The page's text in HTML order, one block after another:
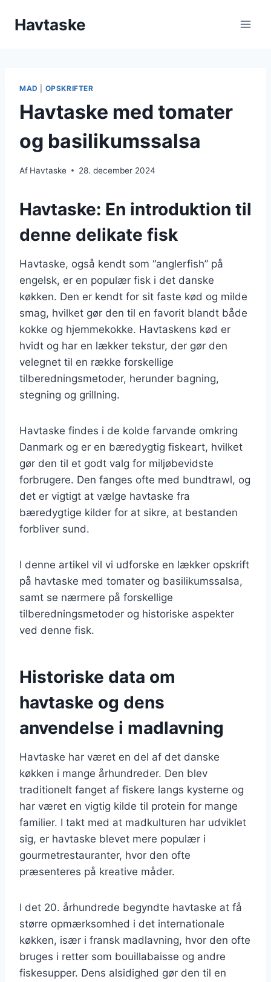
Havtaske
MAD OPSKRIFTER
Havtaske med tomater
og basilikumssalsa
Af Havtaske 28. december 2024
Havtaske: En introduktion til
denne delikate fisk
Havtaske, også kendt som “anglerfish” på
engelsk, er en populær fisk i det danske
køkken. Den er kendt for sit faste kød og milde
smag, hvilket gør den til en favorit blandt både
kokke og hjemmekokke. Havtaskens kød er
hvidt og har en lækker tekstur, der gør den
velegnet til en række forskellige
tilberedningsmetoder, herunder bagning,
stegning og grillning.
Havtaske findes i de kolde farvande omkring
Danmark og er en bæredygtig fiskeart, hvilket
gør den til et godt valg for miljøbevidste
forbrugere. Den fanges ofte med bundtrawl, og
det er vigtigt at vælge havtaske fra
bæredygtige kilder for at sikre, at bestanden
forbliver sund.
I denne artikel vil vi udforske en lækker opskrift
på havtaske med tomater og basilikumssalsa,
samt se nærmere på forskellige
tilberedningsmetoder og historiske aspekter
ved denne fisk.
Historiske data om
havtaske og dens
anvendelse i madlavning
Havtaske har været en del af det danske
køkken i mange århundreder. Den blev
traditionelt fanget af fiskere langs kysterne og
har været en vigtig kilde til protein for mange
familier. I takt med at madkulturen har udviklet
sig, er havtaske blevet mere populær i
gourmetrestauranter, hvor den ofte
præsenteres på kreative måder.
I det 20. århundrede begyndte havtaske at få
større opmærksomhed i det internationale
køkken, især i fransk madlavning, hvor den ofte
bruges i retter som bouillabaisse og andre
fiskesupper. Dens alsidighed gør den til en